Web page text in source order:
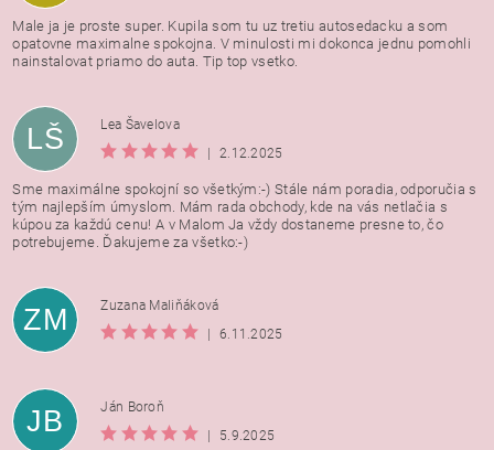
Male ja je proste super. Kupila som tu uz tretiu autosedacku a som
opatovne maximalne spokojna. V minulosti mi dokonca jednu pomohli
nainstalovat priamo do auta. Tip top vsetko.
LŠ
Lea Šavelova
2.12.2025
Sme maximálne spokojní so všetkým:-) Stále nám poradia, odporučia s
tým najlepším úmyslom. Mám rada obchody, kde na vás netlačia s
kúpou za každú cenu! A v Malom Ja vždy dostaneme presne to, čo
potrebujeme. Ďakujeme za všetko:-)
ZM
Zuzana Maliňáková
6.11.2025
JB
Ján Boroň
5.9.2025